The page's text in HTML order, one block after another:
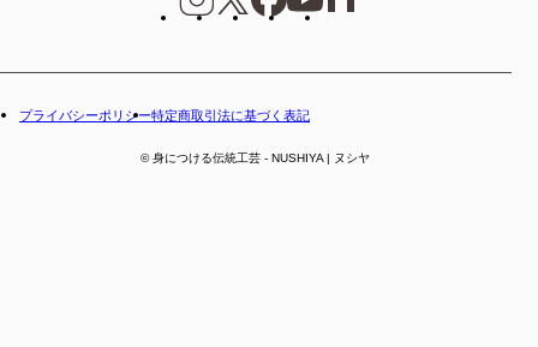
プライバシーポリシー特定商取引法に基づく表記
© 身につける伝統工芸 - NUSHIYA | ヌシヤ